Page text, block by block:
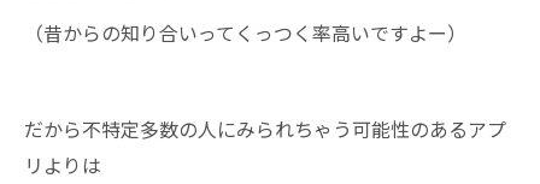
（昔からの知り合いってくっつく率高いですよー）
だから不特定多数の人にみられちゃう可能性のあるアプ
リよりは